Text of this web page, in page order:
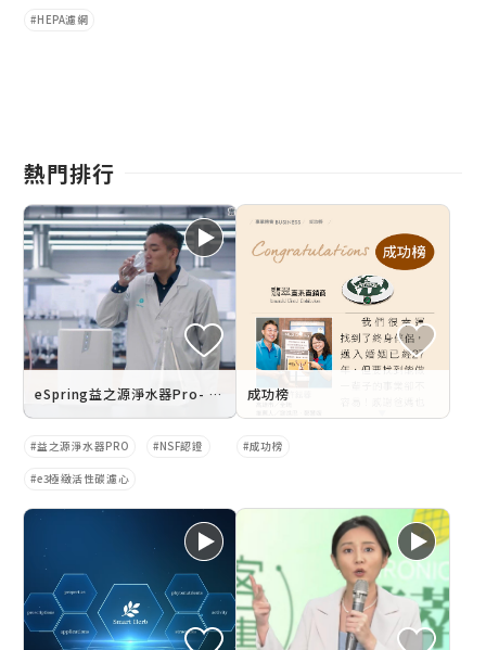
HEPA濾網
熱門排行
eSpring益之源淨水器Pro- 過濾效能大挑戰
益之源淨水器PRO NSF認證
e3極緻活性碳濾心
成功榜
成功榜